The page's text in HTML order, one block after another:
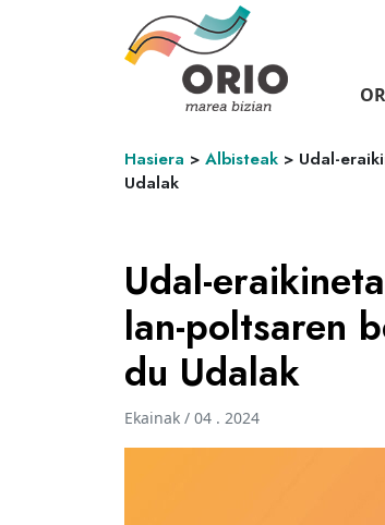
Hasiera > Albisteak > Udal-
Udalak
Udal-
lan-poltsaren
du Udalak
Ekainak / 04 . 2024